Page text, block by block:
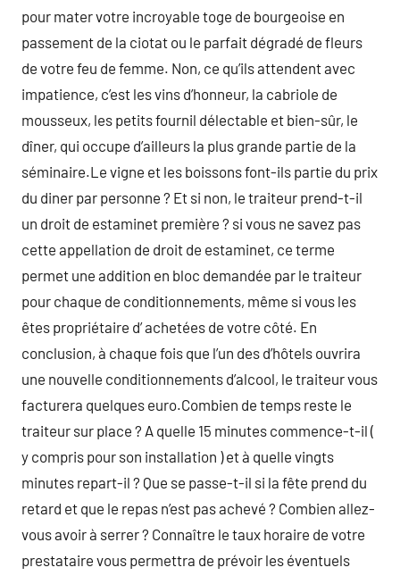
pour mater votre incroyable toge de bourgeoise en
passement de la ciotat ou le parfait dégradé de fleurs
de votre feu de femme. Non, ce qu’ils attendent avec
impatience, c’est les vins d’honneur, la cabriole de
mousseux, les petits fournil délectable et bien-sûr, le
dîner, qui occupe d’ailleurs la plus grande partie de la
séminaire.Le vigne et les boissons font-ils partie du prix
du diner par personne ? Et si non, le traiteur prend-t-il
un droit de estaminet première ? si vous ne savez pas
cette appellation de droit de estaminet, ce terme
permet une addition en bloc demandée par le traiteur
pour chaque de conditionnements, même si vous les
êtes propriétaire d’ achetées de votre côté. En
conclusion, à chaque fois que l’un des d’hôtels ouvrira
une nouvelle conditionnements d’alcool, le traiteur vous
facturera quelques euro.Combien de temps reste le
traiteur sur place ? A quelle 15 minutes commence-t-il (
y compris pour son installation ) et à quelle vingts
minutes repart-il ? Que se passe-t-il si la fête prend du
retard et que le repas n’est pas achevé ? Combien allez-
vous avoir à serrer ? Connaître le taux horaire de votre
prestataire vous permettra de prévoir les éventuels